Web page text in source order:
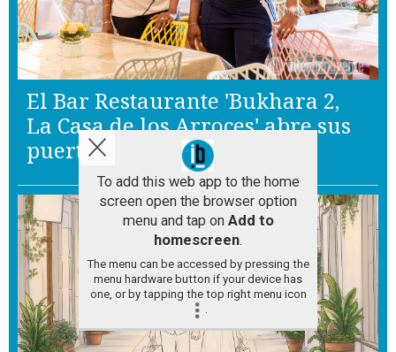
El Bar Restaurante 'Bukhara 2,
La Casa de los Arroces' abre sus
puertas en Benavente
To add this web app to the home
screen open the browser option
menu and tap on Add to
homescreen.
The menu can be accessed by pressing the
menu hardware button if your device has
one, or by tapping the top right menu icon
.